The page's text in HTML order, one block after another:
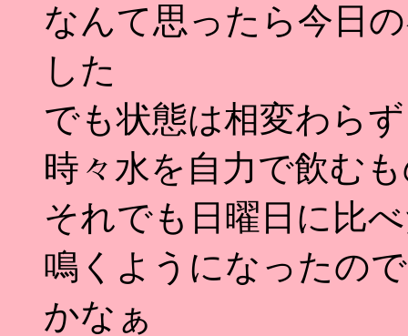
なんて思ったら今日
した
でも状態は相変わらず
時々水を自力で飲む
それでも日曜日に比
鳴くようになったの
かなぁ